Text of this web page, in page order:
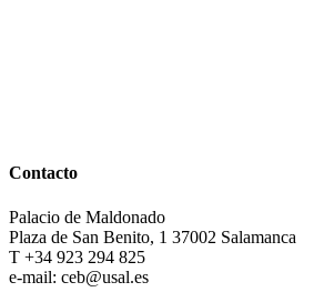
Contacto
Palacio de Maldonado
Plaza de San Benito, 1 37002 Salamanca
T +34 923 294 825
e-mail: ceb@usal.es